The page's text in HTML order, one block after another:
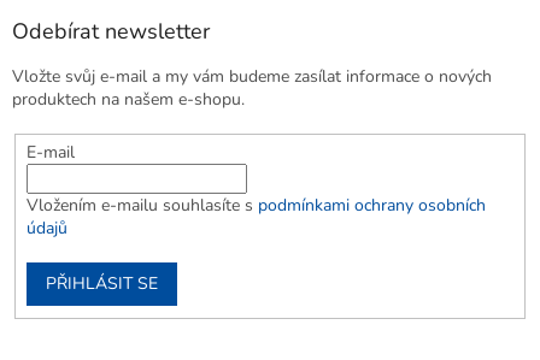
Odebírat newsletter
Vložte svůj e-mail a my vám budeme zasílat informace o nových
produktech na našem e-shopu.
E-mail
Vložením e-mailu souhlasíte s podmínkami ochrany osobních
údajů
PŘIHLÁSIT SE